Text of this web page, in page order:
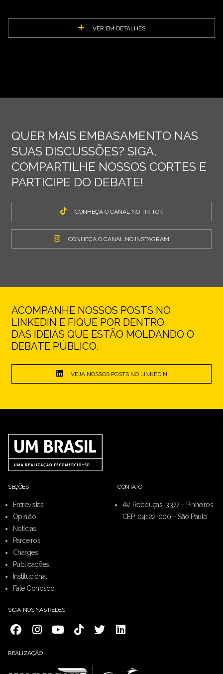
VER EM DETALHES
QUER MAIS EMBASAMENTO NAS
SUAS DISCUSSÕES? SIGA,
COMPARTILHE NOSSOS CORTES E
PARTICIPE DO DEBATE!
CONHEÇA O CANAL NO TIK TOK
CONHEÇA O CANAL NO INSTAGRAM
ACOMPANHE NOSSOS POSTS NO
LINKEDIN E FIQUE POR DENTRO
DAS IDEIAS QUE ESTÃO MOLDANDO O
DEBATE PÚBLICO.
VEJA NOSSOS POSTS NO LINKEDIN
SEÇÕES
Entrevistas
Opinião
Notícias
Parceiros
Charges
Publicações
Institucional
Fale Conosco
CONTATO
Av. Rebouças, 3377 – Pinheiros
CEP: 04122-000 – São Paulo
SIGA-NOS NAS REDES
REALIZAÇÃO